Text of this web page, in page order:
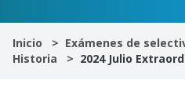
E.S.O
Inicio Exámenes de
Historia
2024 Julio